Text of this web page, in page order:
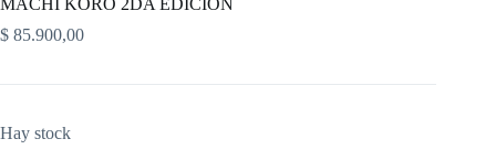
MACHI KORO 2DA EDICIÓN
$ 85.900,00
Hay stock